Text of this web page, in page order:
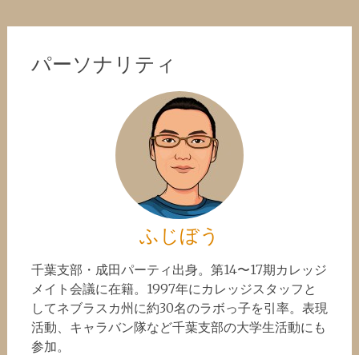
パーソナリティ
ふじぼう
千葉支部・成田パーティ出身。第14〜17期カレッジ
メイト会議に在籍。1997年にカレッジスタッフと
してネブラスカ州に約30名のラボっ子を引率。表現
活動、キャラバン隊など千葉支部の大学生活動にも
参加。